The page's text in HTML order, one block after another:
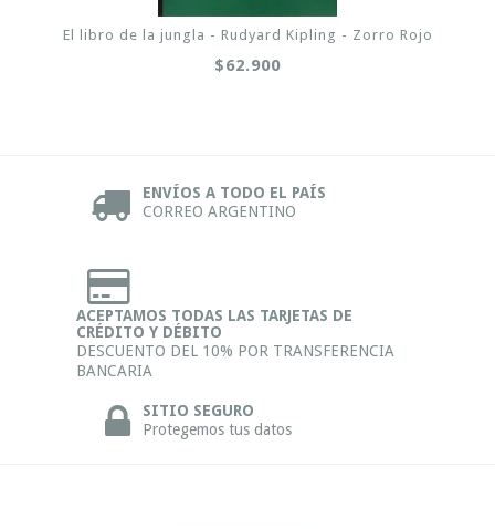
El libro de la jungla - Rudyard Kipling - Zorro Rojo
$62.900
ENVÍOS A TODO EL PAÍS
CORREO ARGENTINO
ACEPTAMOS TODAS LAS TARJETAS DE
CRÉDITO Y DÉBITO
DESCUENTO DEL 10% POR TRANSFERENCIA
BANCARIA
SITIO SEGURO
Protegemos tus datos